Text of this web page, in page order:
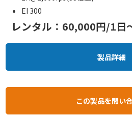
EI 300
レンタル：60,000円/1日
製品詳細
この製品を問い